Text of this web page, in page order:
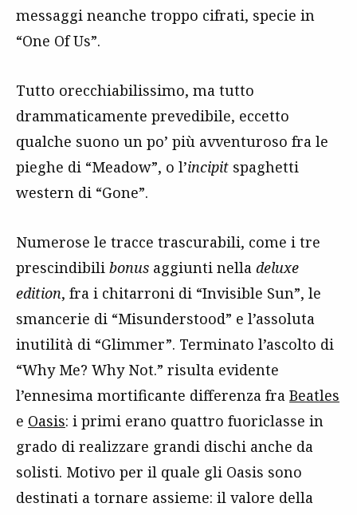
messaggi neanche troppo cifrati, specie in
“One Of Us”.
Tutto orecchiabilissimo, ma tutto
drammaticamente prevedibile, eccetto
qualche suono un po’ più avventuroso fra le
pieghe di “Meadow”, o l’incipit spaghetti
western di “Gone”.
Numerose le tracce trascurabili, come i tre
prescindibili bonus aggiunti nella deluxe
edition, fra i chitarroni di “Invisible Sun”, le
smancerie di “Misunderstood” e l’assoluta
inutilità di “Glimmer”. Terminato l’ascolto di
“Why Me? Why Not.” risulta evidente
l’ennesima mortificante differenza fra Beatles
e Oasis: i primi erano quattro fuoriclasse in
grado di realizzare grandi dischi anche da
solisti. Motivo per il quale gli Oasis sono
destinati a tornare assieme: il valore della